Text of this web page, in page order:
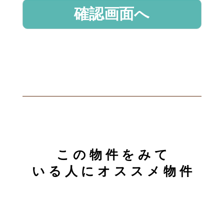
こ の 物 件 を み て
い る 人 に オ ス ス メ 物 件